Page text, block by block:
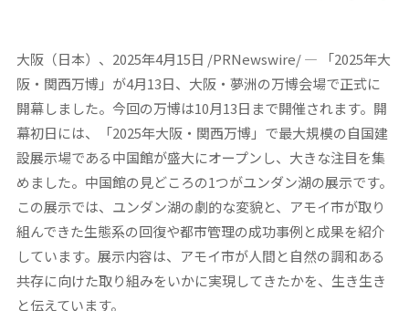
大阪（日本）、2025年4月15日 /PRNewswire/ — 「2025年大
阪・関西万博」が4月13日、大阪・夢洲の万博会場で正式に
開幕しました。今回の万博は10月13日まで開催されます。開
幕初日には、「2025年大阪・関西万博」で最大規模の自国建
設展示場である中国館が盛大にオープンし、大きな注目を集
めました。中国館の見どころの1つがユンダン湖の展示です。
この展示では、ユンダン湖の劇的な変貌と、アモイ市が取り
組んできた生態系の回復や都市管理の成功事例と成果を紹介
しています。展示内容は、アモイ市が人間と自然の調和ある
共存に向けた取り組みをいかに実現してきたかを、生き生き
と伝えています。